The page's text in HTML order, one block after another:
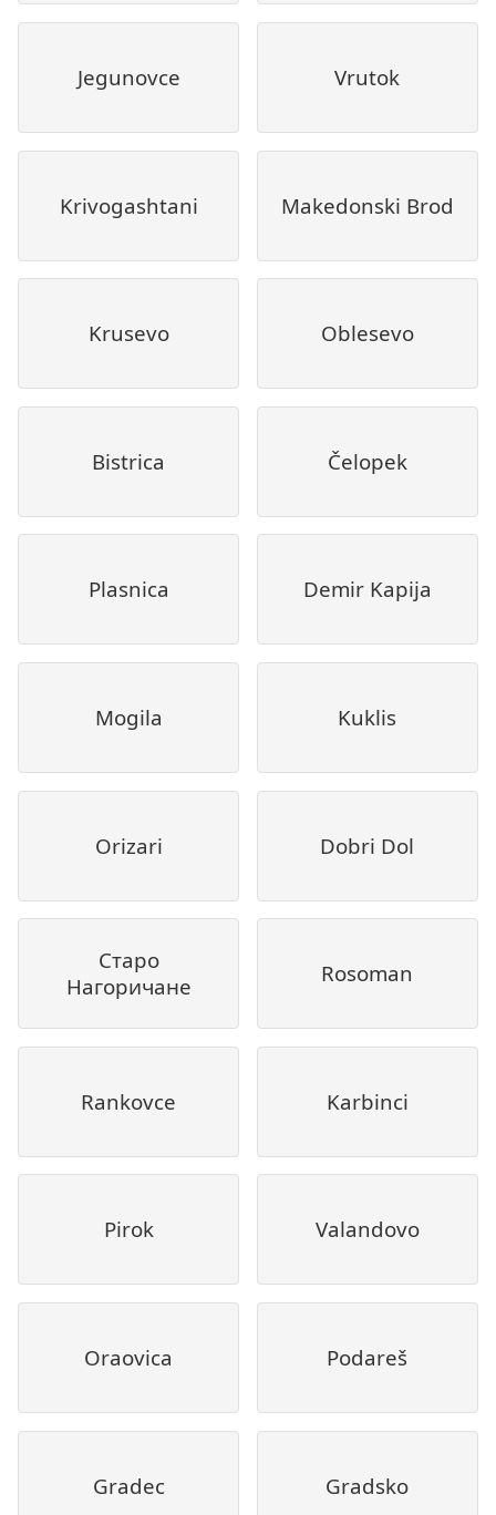
Jegunovce Vrutok
Krivogashtani Makedonski Brod
Krusevo Oblesevo
Bistrica Čelopek
Plasnica Demir Kapija
Mogila Kuklis
Orizari Dobri Dol
Старо
Нагоричане
Rosoman
Rankovce Karbinci
Pirok Valandovo
Oraovica Podareš
Gradec Gradsko